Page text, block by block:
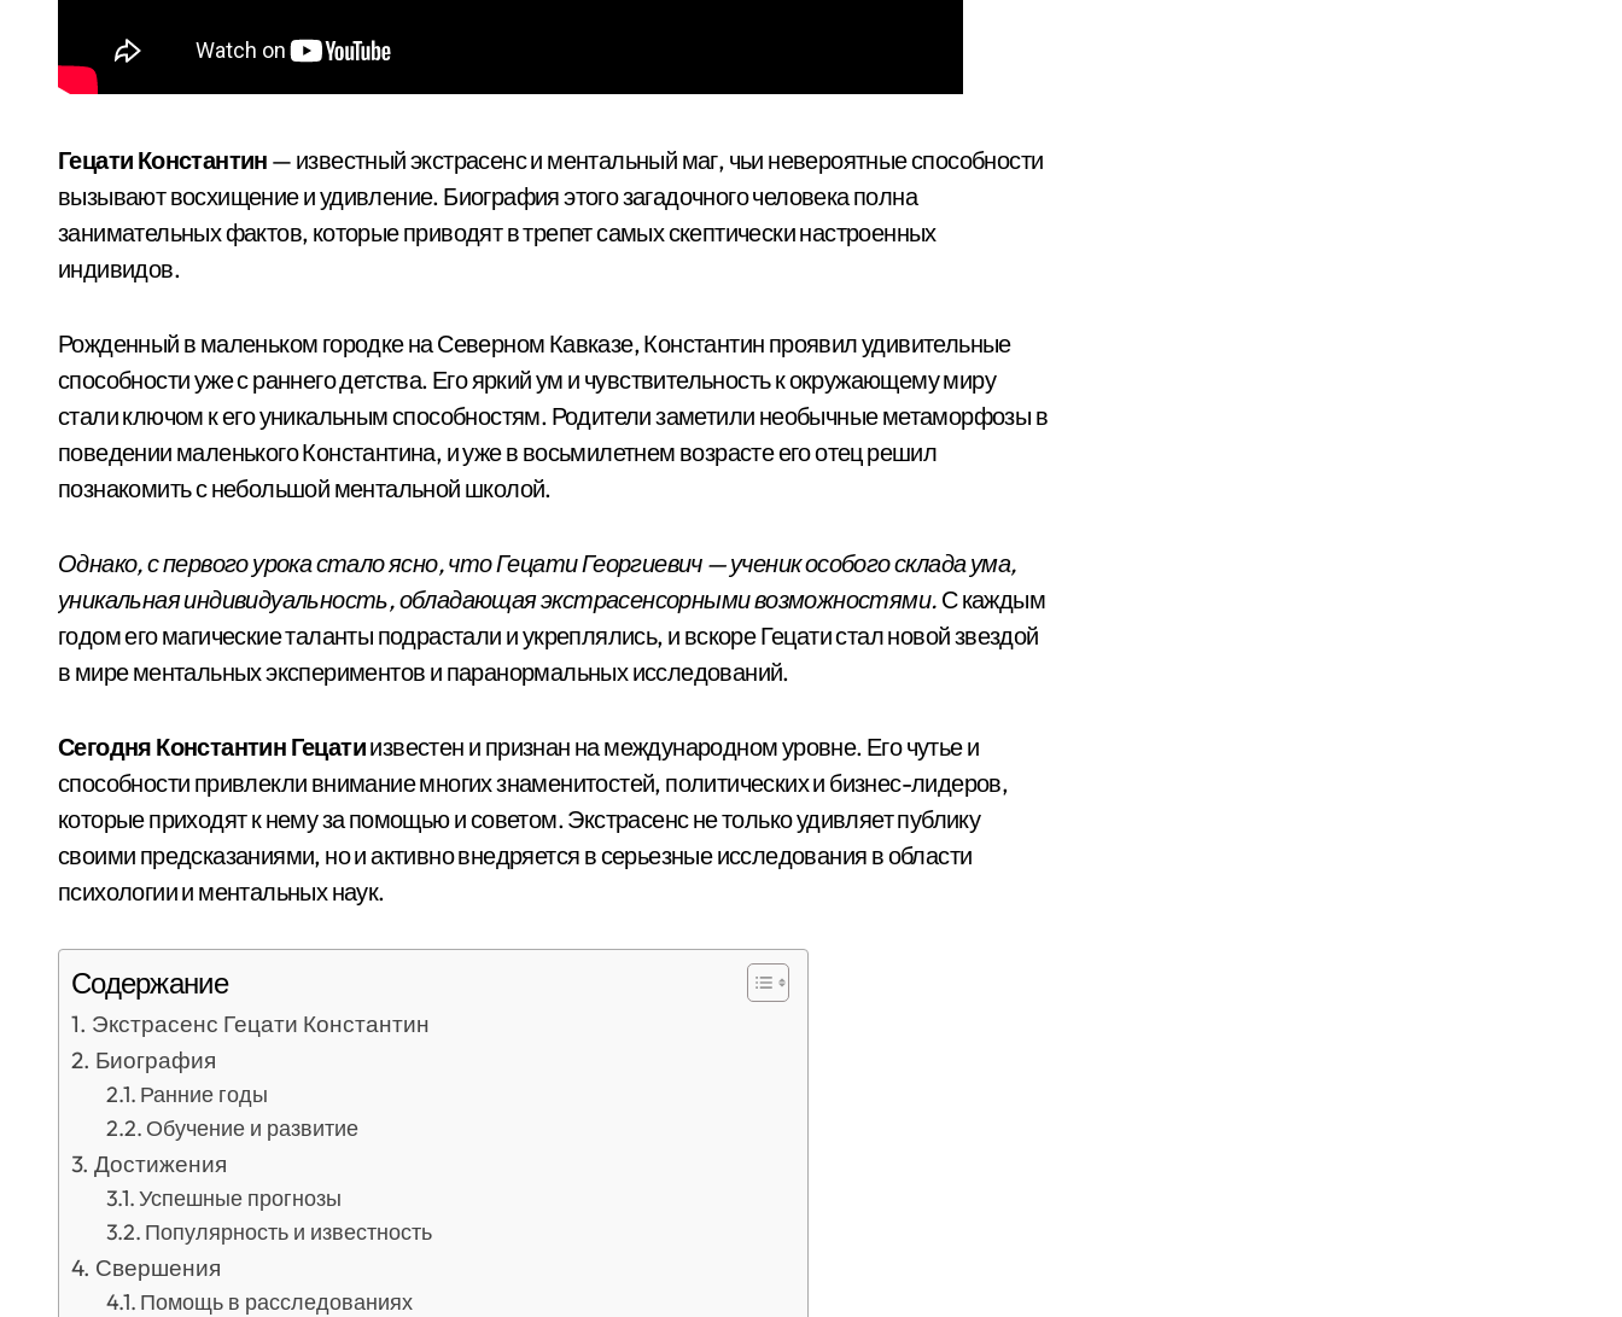
Гецати Константин — известный экстрасенс и ментальный маг, чьи невероятные способности
вызывают восхищение и удивление. Биография этого загадочного человека полна
занимательных фактов, которые приводят в трепет самых скептически настроенных
индивидов.
Рожденный в маленьком городке на Северном Кавказе, Константин проявил удивительные
способности уже с раннего детства. Его яркий ум и чувствительность к окружающему миру
стали ключом к его уникальным способностям. Родители заметили необычные метаморфозы в
поведении маленького Константина, и уже в восьмилетнем возрасте его отец решил
познакомить с небольшой ментальной школой.
Однако, с первого урока стало ясно, что Гецати Георгиевич — ученик особого склада ума,
уникальная индивидуальность, обладающая экстрасенсорными возможностями. С каждым
годом его магические таланты подрастали и укреплялись, и вскоре Гецати стал новой звездой
в мире ментальных экспериментов и паранормальных исследований.
Сегодня Константин Гецатиизвестен и признан на международном уровне. Его чутье и
способности привлекли внимание многих знаменитостей, политических и бизнес-лидеров,
которые приходят к нему за помощью и советом. Экстрасенс не только удивляет публику
своими предсказаниями, но и активно внедряется в серьезные исследования в области
психологии и ментальных наук.
Содержание
Экстрасенс Гецати Константин
Биография
Ранние годы
Обучение и развитие
Достижения
Успешные прогнозы
Популярность и известность
Свершения
Помощь в расследованиях